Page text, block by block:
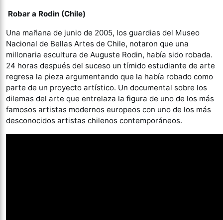
Robar a Rodin (Chile)
Una mañana de junio de 2005, los guardias del Museo
Nacional de Bellas Artes de Chile, notaron que una
millonaria escultura de Auguste Rodin, había sido robada.
24 horas después del suceso un tímido estudiante de arte
regresa la pieza argumentando que la había robado como
parte de un proyecto artístico. Un documental sobre los
dilemas del arte que entrelaza la figura de uno de los más
famosos artistas modernos europeos con uno de los más
desconocidos artistas chilenos contemporáneos.